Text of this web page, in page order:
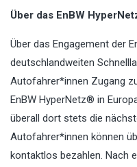
Über das EnBW
Über das Engagement der
deutschlandweiten
Autofahrer*innen Zugang
EnBW HyperNetz® in
überall dort stets die
Autofahrer*innen können
kontaktlos bezahlen. Nach